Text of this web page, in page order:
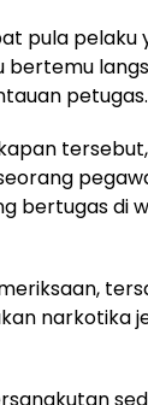
pula pelaku
bertemu
petugas.
bertugas di
narkotika